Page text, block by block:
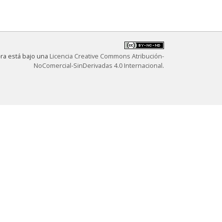
está bajo una Licencia Creative Commons Atribución-
NoComercial-SinDerivadas 4.0 Internacional.